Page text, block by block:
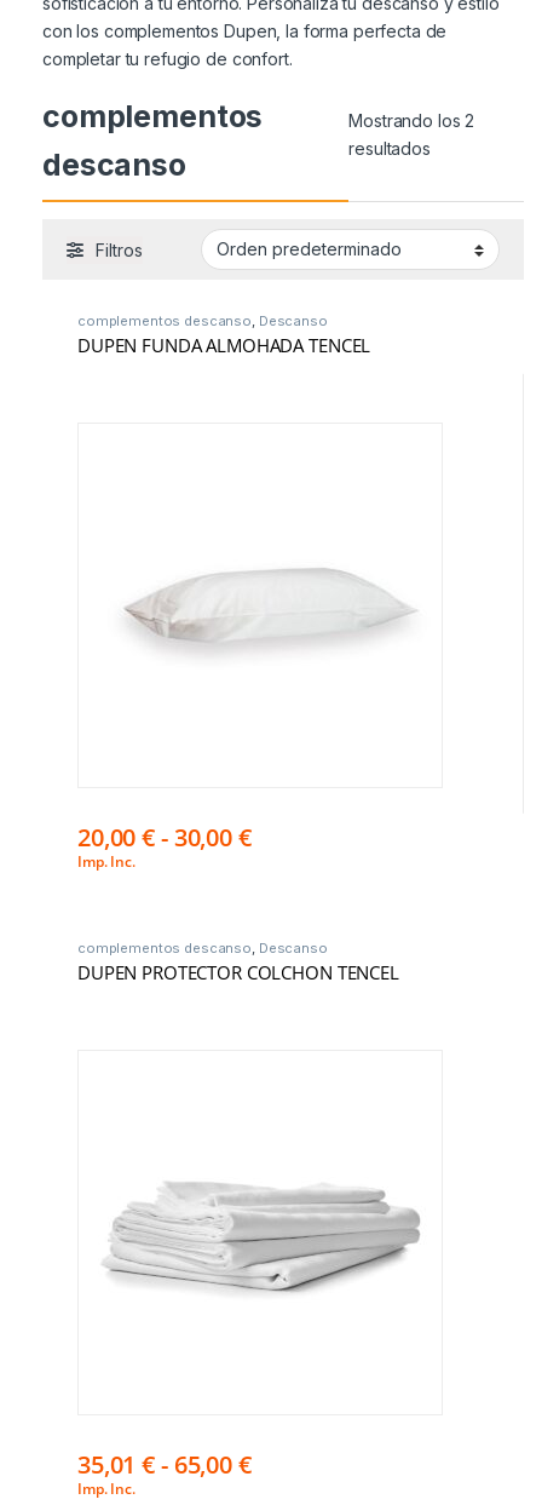
con los complementos Dupen, la forma perfecta de
completar tu refugio de confort.
complementos
descanso
Mostrando los 2
resultados
Filtros
complementos descanso, Descanso
DUPEN FUNDA ALMOHADA TENCEL
20,00€-30,00€
Imp. Inc.
complementos descanso, Descanso
DUPEN PROTECTOR COLCHON TENCEL
35,01€- 65,00€
Imp. Inc.